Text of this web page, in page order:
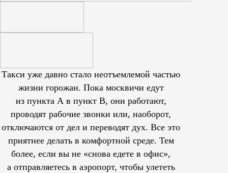
Такси уже давно стало неотъемлемой частью
жизни горожан. Пока москвичи едут
из пункта А в пункт В, они работают,
проводят рабочие звонки или, наоборот,
отключаются от дел и переводят дух. Все это
приятнее делать в комфортной среде. Тем
более, если вы не «снова едете в офис»,
а отправляетесь в аэропорт, чтобы улететь